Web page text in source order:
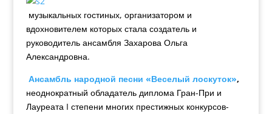
музыкальных гостиных, организатором и
вдохновителем которых стала создатель и
руководитель ансамбля Захарова Ольга
Александровна.
Ансамбль народной песни «Веселый лоскуток»,
неоднократный обладатель диплома Гран-При и
Лауреата I степени многих престижных конкурсов-